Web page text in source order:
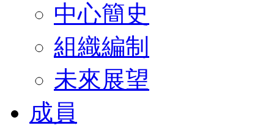
中心簡史
組織編制
未來展望
成員